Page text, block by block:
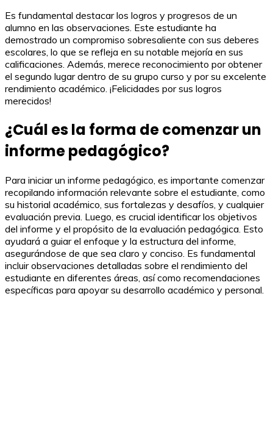
Es fundamental destacar los logros y progresos de un
alumno en las observaciones. Este estudiante ha
demostrado un compromiso sobresaliente con sus deberes
escolares, lo que se refleja en su notable mejoría en sus
calificaciones. Además, merece reconocimiento por obtener
el segundo lugar dentro de su grupo curso y por su excelente
rendimiento académico. ¡Felicidades por sus logros
merecidos!
¿Cuál es la forma de comenzar un
informe pedagógico?
Para iniciar un informe pedagógico, es importante comenzar
recopilando información relevante sobre el estudiante, como
su historial académico, sus fortalezas y desafíos, y cualquier
evaluación previa. Luego, es crucial identificar los objetivos
del informe y el propósito de la evaluación pedagógica. Esto
ayudará a guiar el enfoque y la estructura del informe,
asegurándose de que sea claro y conciso. Es fundamental
incluir observaciones detalladas sobre el rendimiento del
estudiante en diferentes áreas, así como recomendaciones
específicas para apoyar su desarrollo académico y personal.